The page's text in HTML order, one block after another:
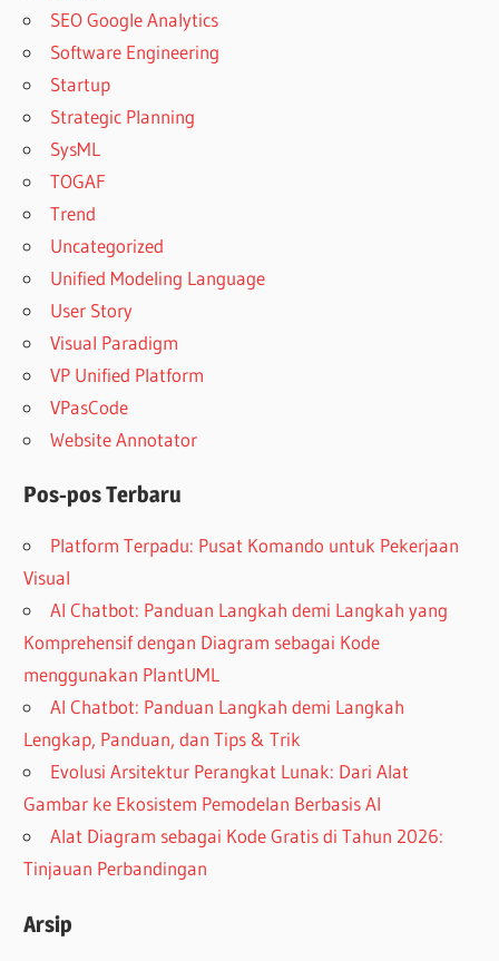
SEO Google Analytics
Software Engineering
Startup
Strategic Planning
SysML
TOGAF
Trend
Uncategorized
Unified Modeling Language
User Story
Visual Paradigm
VP Unified Platform
VPasCode
Website Annotator
Pos-pos Terbaru
Platform Terpadu: Pusat Komando untuk Pekerjaan
Visual
AI Chatbot: Panduan Langkah demi Langkah yang
Komprehensif dengan Diagram sebagai Kode
menggunakan PlantUML
AI Chatbot: Panduan Langkah demi Langkah
Lengkap, Panduan, dan Tips & Trik
Evolusi Arsitektur Perangkat Lunak: Dari Alat
Gambar ke Ekosistem Pemodelan Berbasis AI
Alat Diagram sebagai Kode Gratis di Tahun 2026:
Tinjauan Perbandingan
Arsip